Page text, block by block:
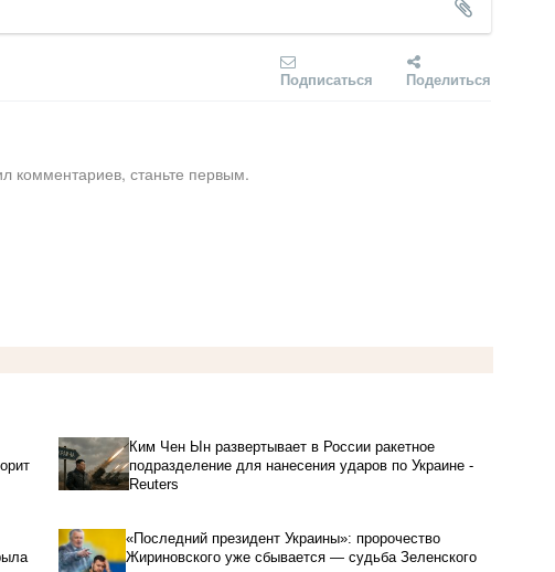
Подписаться Поделиться
комментариев, станьте первым.
Ким Чен Ын развертывает в России ракетное
подразделение для нанесения ударов по Украине -
Reuters
«Последний президент Украины»: пророчество
Жириновского уже сбывается — судьба Зеленского